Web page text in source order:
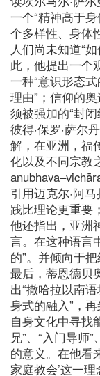
一个“精神高于
个多样性、身体
人们尚未知道“
此，他提出一个
一种“意识形态
理由”；信仰的
须被强加的“封闭
彼得·保罗·萨尔
解，在亚洲，福
化以及不同宗教
引用迈克尔·阿
践比理论更重要
他还指出，亚洲
言。在这种语言
的”。并倾向于
最后，蒂恩德贝
出“撒哈拉以南
身式的融入”，
自身文化中寻找
兄”、“入门导师
的意义。在他看
家庭教会’这一